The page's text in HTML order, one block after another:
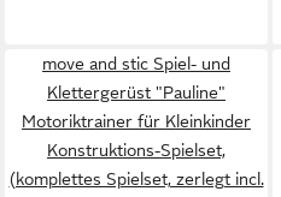
move and stic Spiel- und
Klettergerüst "Pauline"
Motoriktrainer für Kleinkinder
Konstruktions-Spielset,
(komplettes Spielset, zerlegt incl.